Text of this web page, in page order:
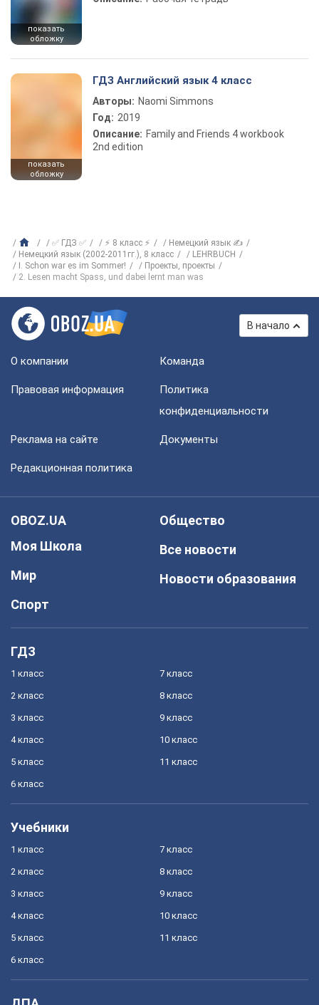
показать
обложку
показать
обложку
ГДЗ Английский язык 4 класс
Авторы: Naomi Simmons
Год: 2019
Описание: Family and Friends 4 workbook
2nd edition
✅ ГДЗ ✅ ⚡ 8 класс ⚡
Немецкий язык ✍
Немецкий язык (2002-2011гг.), 8 класс
LEHRBUCH
I. Schon war es im Sommer!
Проекты, проекты
2. Lesen macht Spass, und dabei lernt man was
В начало
О компании Команда
Правовая информация
Политика
конфиденциальности
Реклама на сайте Документы
Редакционная политика
OBOZ.UA
Моя Школа
Мир
Спорт
Общество
Все новости
Новости образования
ГДЗ
1 класс
2 класс
3 класс
4 класс
5 класс
6 класс
7 класс
8 класс
9 класс
10 класс
11 класс
Учебники
1 класс
2 класс
3 класс
4 класс
5 класс
6 класс
7 класс
8 класс
9 класс
10 класс
11 класс